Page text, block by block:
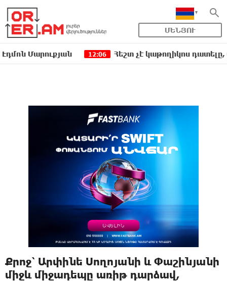
ՄԵՆՅՈՒ
12:06 Հեշտ չէ կաթողիկոս դատելը, անգամ
Քրոջ՝ Արփինե Սողոյանի և Փաշինյանի
միջև միջադեպը առիթ դարձավ,